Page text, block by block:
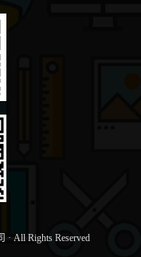
· All Rights Reserved